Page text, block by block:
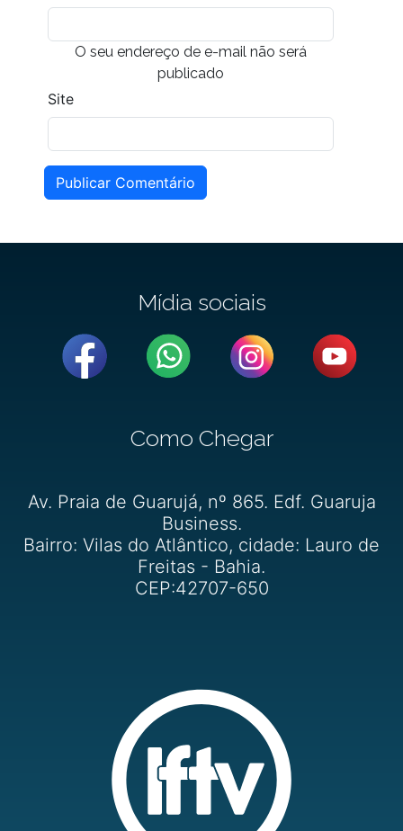
O seu endereço de e-mail não será
publicado
Site
Publicar Comentário
Mídia sociais
Como Chegar
Av. Praia de Guarujá, nº 865. Edf. Guaruja
Business.
Bairro: Vilas do Atlântico, cidade: Lauro de
Freitas - Bahia.
CEP:42707-650